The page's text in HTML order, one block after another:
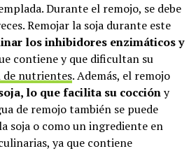
Durante el remojo, se debe
Remojar la soja durante este
los inhibidores enzimáticos y
contiene y que dificultan su
de nutrientes. Además, el remojo
lo que facilita su coccióny
de remojo también se puede
soja o como un ingrediente en
ya que contiene